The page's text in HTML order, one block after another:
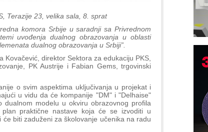
Terazije 23, velika sala, 8. sprat
komora Srbije u saradnji sa Privrednom
uvođenja dualnog obrazovanja u oblasti
dualnog obrazovanja u Srbiji”.
Kovačević, direktor Sektora za edukaciju PKS,
PK Austrije i Fabian Gems, trgovinski
o svim aspektima uključivanja u projekat i
u vidu da će kompanije "DM" i "Delhaise"
modelu u okviru obrazovnog profila
praktične nastave koja će se izvoditi u
biti zaduženi za školovanje učenika na radu